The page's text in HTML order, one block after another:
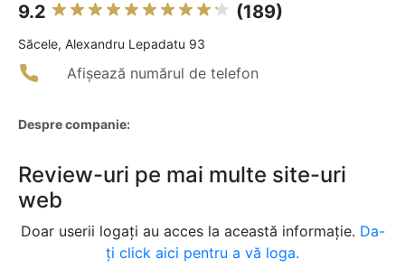
9.2 (189)
Săcele, Alexandru Lepadatu 93
Afișează numărul de telefon
Despre companie:
Review-uri pe mai multe site-uri
web
Doar userii logați au acces la această informație. Da-
ți click aici pentru a vă loga.